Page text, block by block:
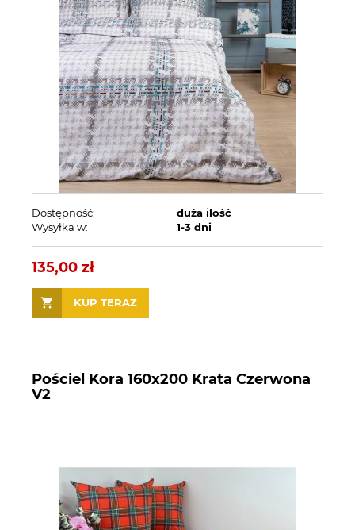
Dostępność:
duża ilość
Wysyłka w:
1-3 dni
135,00 zł
KUP TERAZ
Pościel Kora 160x200 Krata Czerwona
V2